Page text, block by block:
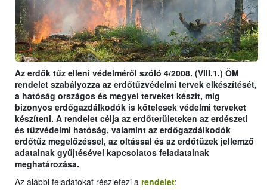
Az erdők tűz elleni védelméről szóló 4/2008. (VIII.1.) ÖM
rendelet szabályozza az erdőtűzvédelmi tervek elkészítését,
a hatóság országos és megyei terveket készít, míg
bizonyos erdőgazdálkodók is kötelesek védelmi terveket
készíteni. A rendelet célja az erdőterületeken az erdészeti
és tűzvédelmi hatóság, valamint az erdőgazdálkodók
erdőtűz megelőzéssel, az oltással és az erdőtüzek jellemző
adatainak gyűjtésével kapcsolatos feladatainak
meghatározása.
Az alábbi feladatokat részletezi a rendelet: